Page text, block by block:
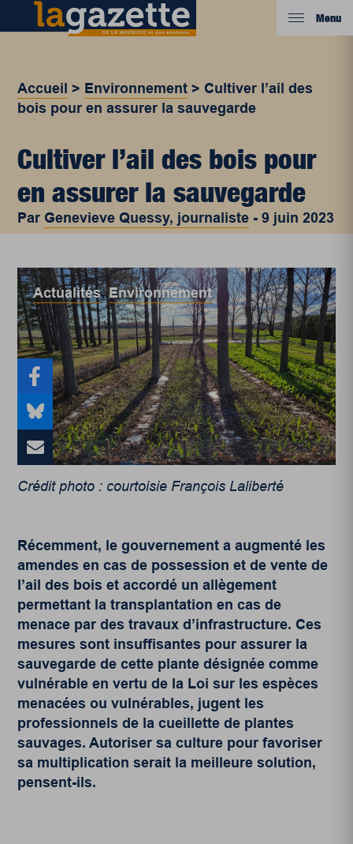
Menu
Accueil > Environnement > Cultiver l’ail des
bois pour en assurer la sauvegarde
Cultiver l’ail des bois pour
en assurer la sauvegarde
Par Genevieve Quessy, journaliste -9 juin 2023
Actualités,Environnement
Crédit photo : courtoisie François Laliberté
Récemment, le gouvernement a augmenté les
amendes en cas de possession et de vente de
l’ail des bois et accordé un allègement
permettant la transplantation en cas de
menace par des travaux d’infrastructure. Ces
mesures sont insuffisantes pour assurer la
sauvegarde de cette plantedésignée comme
vulnérable en vertu de la Loi sur les espèces
menacées ou vulnérables, jugent les
professionnels de la cueillette de plantes
sauvages. Autoriser sa culture pour favoriser
sa multiplication serait la meilleure solution,
pensent-ils.